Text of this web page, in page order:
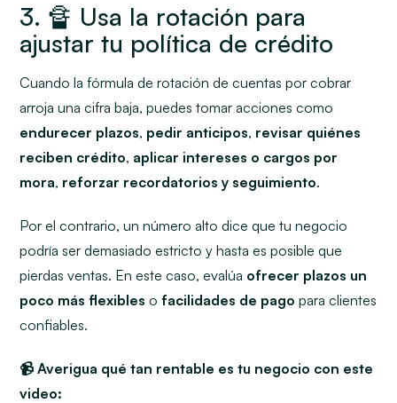
3. 🔏 Usa la rotación para
ajustar tu política de crédito
Cuando la fórmula de rotación de cuentas por cobrar
arroja una cifra baja, puedes tomar acciones como
endurecer plazos, pedir anticipos, revisar quiénes
reciben crédito, aplicar intereses o cargos por
mora, reforzar recordatorios y seguimiento.
Por el contrario, un número alto dice que tu negocio
podría ser demasiado estricto y hasta es posible que
pierdas ventas. En este caso, evalúa ofrecer plazos un
poco más flexibles ofacilidades de pago para clientes
confiables.
📹 Averigua qué tan rentable es tu negocio con este
video: